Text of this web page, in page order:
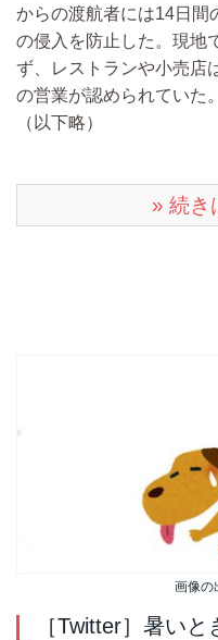
からの渡航者には14日間
の侵入を防止した。現地
ず、レストランや小売店
の営業が認められていた。
（以下略）
» 続き
画像の
［Twitter］暑い